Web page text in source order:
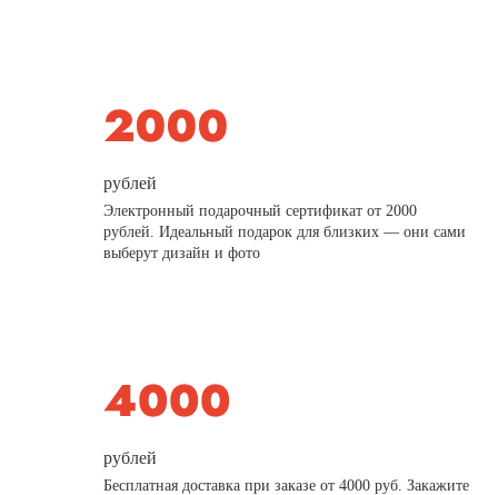
рублей
Электронный подарочный сертификат от 2000
рублей. Идеальный подарок для близких — они сами
выберут дизайн и фото
рублей
Бесплатная доставка при заказе от 4000 руб. Закажите